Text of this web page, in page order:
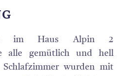
im Haus Alpin 2
alle gemütlich und hell
wurden mit